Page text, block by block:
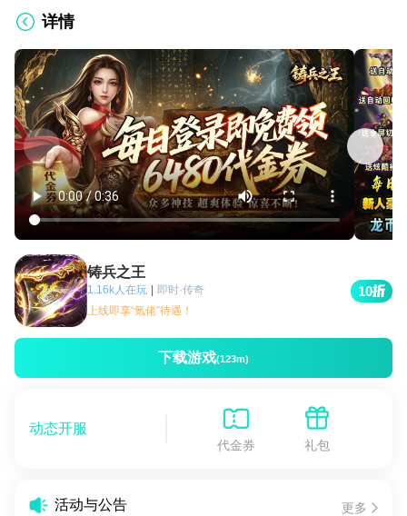
详情
铸兵之王
1.16k人在玩 | 即时·传奇
上线即享“氪佬”待遇！
10
下载游戏(123m)
动态开服
代金券 礼包
活动与公告 更多